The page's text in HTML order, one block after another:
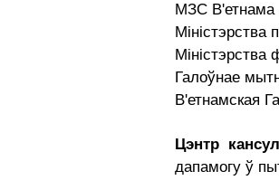
МЗС
Галоўнае
В'етнамская
Цэнтр
дапамогу ў